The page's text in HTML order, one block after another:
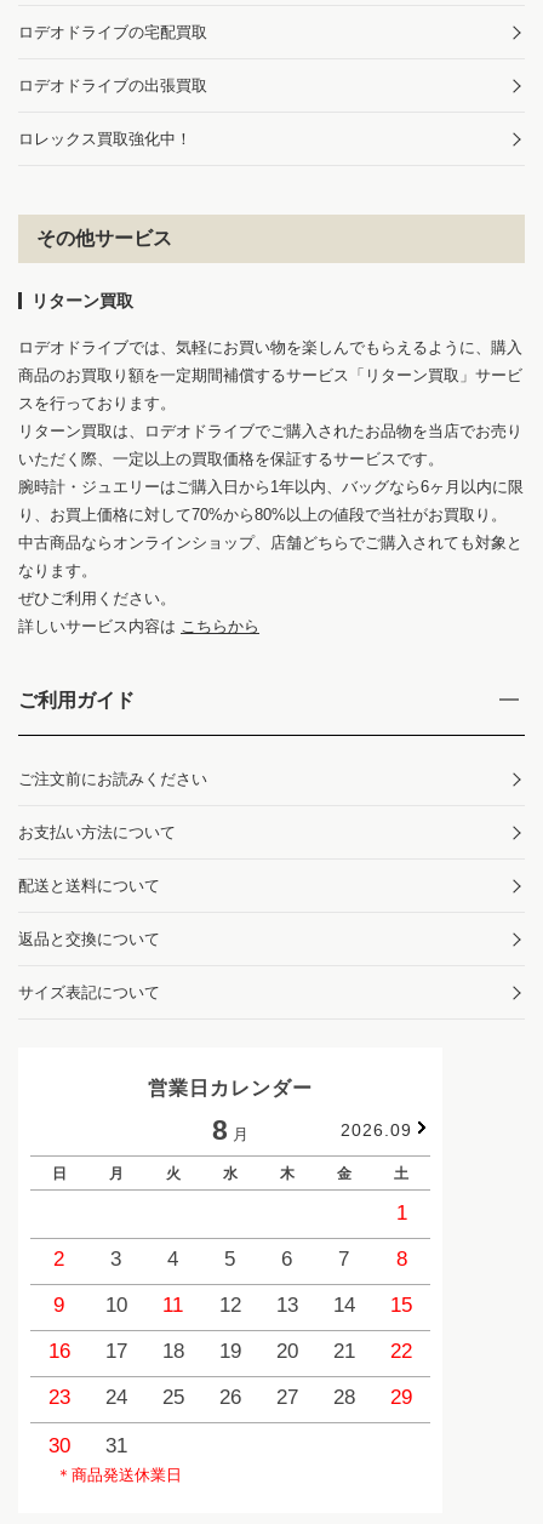
ロデオドライブの宅配買取
ロデオドライブの出張買取
ロレックス買取強化中！
その他サービス
リターン買取
ロデオドライブでは、気軽にお買い物を楽しんでもらえるように、購入
商品のお買取り額を一定期間補償するサービス「リターン買取」サービ
スを行っております。
リターン買取は、ロデオドライブでご購入されたお品物を当店でお売り
いただく際、一定以上の買取価格を保証するサービスです。
腕時計・ジュエリーはご購入日から1年以内、バッグなら6ヶ月以内に限
り、お買上価格に対して70%から80%以上の値段で当社がお買取り。
中古商品ならオンラインショップ、店舗どちらでご購入されても対象と
なります。
ぜひご利用ください。
詳しいサービス内容は こちらから
ご利用ガイド
ご注文前にお読みください
お支払い方法について
配送と送料について
返品と交換について
サイズ表記について
営業日カレンダー
8 月 2026.09
日 月 火 水 木 金 土
1
2
3 4 5 6 7
8
9
10 11 12 13 14
15
16
17 18 19 20 21
22
23
24 25 26 27 28 29
30 31
＊商品発送休業日